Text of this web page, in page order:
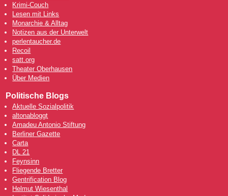
Krimi-Couch
Lesen mit Links
Monarchie & Alltag
Notizen aus der Unterwelt
perlentaucher.de
Recoil
satt.org
Theater Oberhausen
Über Medien
Politische Blogs
Aktuelle Sozialpolitik
altonabloggt
Amadeu Antonio Stiftung
Berliner Gazette
Carta
DL 21
Feynsinn
Fliegende Bretter
Gentrification Blog
Helmut Wiesenthal